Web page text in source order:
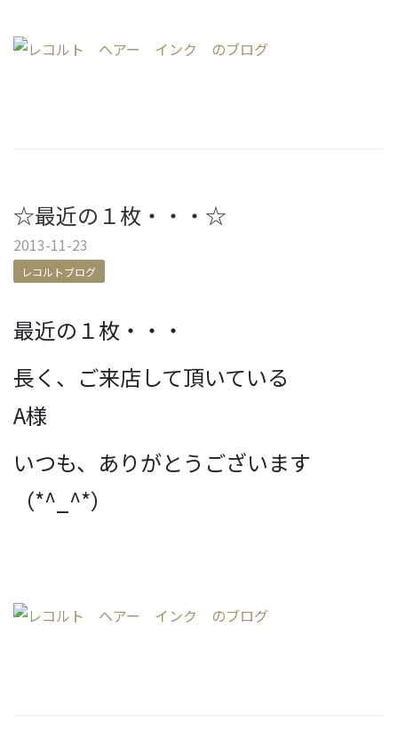
☆最近の１枚・・・☆
2013-11-23
レコルトブログ
最近の１枚・・・
長く、ご来店して頂いている
A様
いつも、ありがとうございます
（*^_^*）